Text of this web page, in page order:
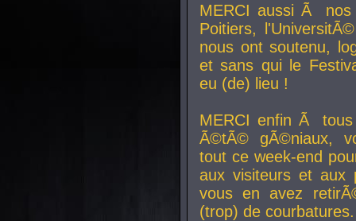
MERCI aussi Ã nos
Poitiers,
nous ont soutenu,
et sans qui le
eu (de) lieu !
MERCI enfin Ã
Ã©tÃ© gÃ©niaux,
tout ce week-end
aux visiteurs et aux
vous en avez
(trop) de courbatures.